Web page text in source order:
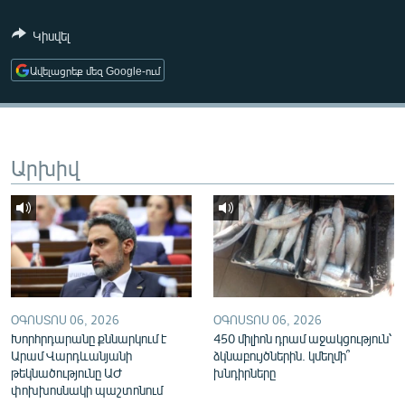
ՄՇԱԿՈՒՅԹ
ՍՊՈՐՏ
ՄԵԿՆԱԲԱՆՈՒԹՅՈՒՆ
ԿՈՐՈՆԱՎԻՐՈՒՍ
ԱՐԽԻՎ
ՏԵՍԱՆՅՈՒԹԵՐ
ԲԱՆԱՎԵՃ
ՓՈԴՔԱՍԹ
Հայերեն
Կիսվել
Ավելացրեք մեզ Google-ում
Արխիվ
ՕԳՈՍՏՈՍ 06, 2026
Խորհրդարանը քննարկում է
Արամ Վարդևանյանի
թեկնածությունը ԱԺ
փոխխոսնակի պաշտոնում
ՕԳՈՍՏՈՍ 06, 2026
450 միլիոն դրամ աջակցություն՝
ձկնաբույծներին. կմեղմի՞
խնդիրները